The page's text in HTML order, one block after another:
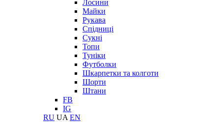
Лосини
Майки
Рукава
Спідниці
Сукні
Топи
Туніки
Футболки
Шкарпетки та колготи
Шорти
Штани
FB
IG
RU UA EN